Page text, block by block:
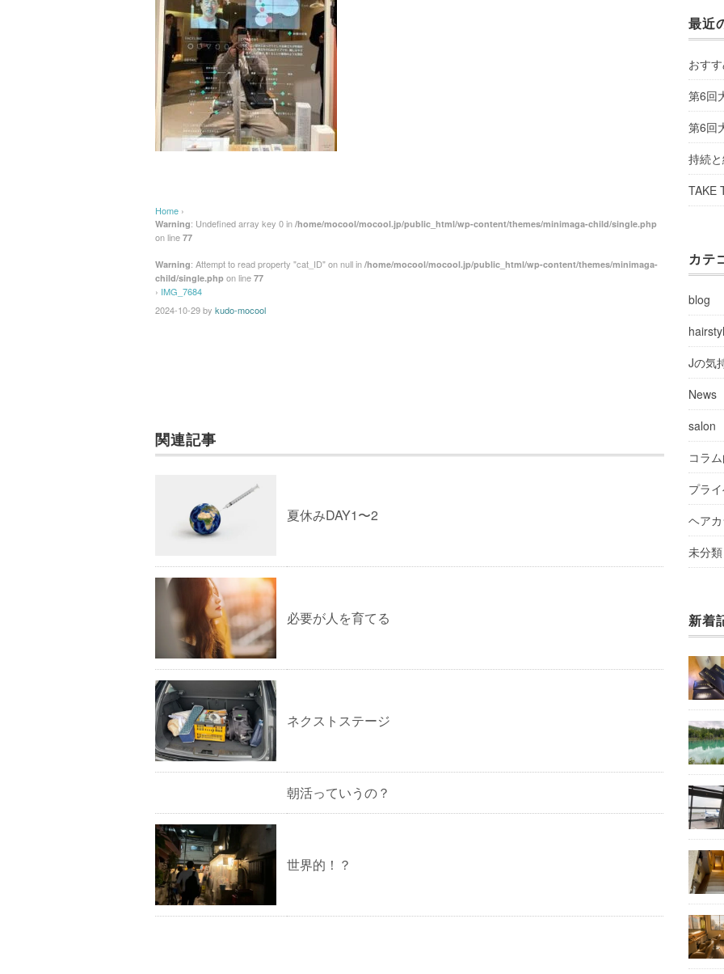
Home ›
Warning: Undefined array key 0 in /home/mocool/mocool.jp/public_html/wp-content/themes/minimaga-child/single.php
on line 77
Warning: Attempt to read property "cat_ID" on null in /home/mocool/mocool.jp/public_html/wp-content/themes/minimaga-
child/single.php on line 77
› IMG_7684
2024-10-29by kudo-mocool
関連記事
夏休みDAY1〜2
必要が人を育てる
ネクストステージ
朝活っていうの？
世界的！？
最近
おす
第6回
第6回
持続
TAKE
カテ
blog
Jの気
News
salon
コラ
プラ
ヘア
未分類
新着